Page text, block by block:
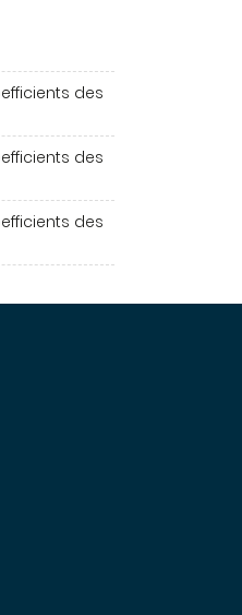
des
des
des